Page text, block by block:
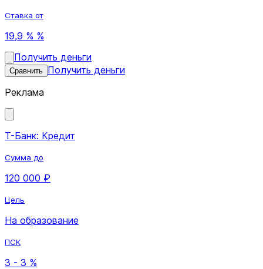
Ставка от
19,9 % %
Получить деньги
Сравнить Получить деньги
Реклама
Т-Банк: Кредит
Сумма до
120 000 ₽
Цель
На образование
ПСК
3 - 3 %